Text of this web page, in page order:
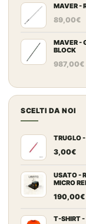
MAVER -
89,00€
MAVER -
BLOCK
987,00€
SCELTI DA NOI
TRUGLO
3,00€
USATO -
MICRO
190,00€
T-SHIRT